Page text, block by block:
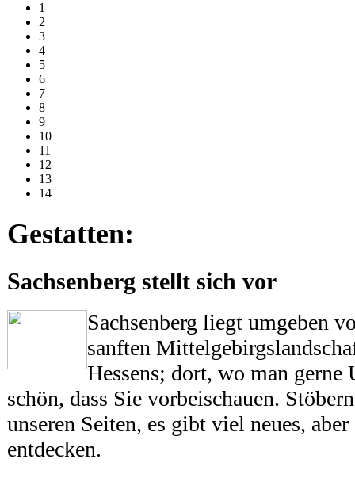
1
2
3
4
5
6
7
8
9
10
11
12
13
14
Gestatten:
Sachsenberg stellt sich vor
Sachsenberg liegt umgeben
sanften
Hessens; dort, wo man
schön, dass Sie vorbeischauen.
unseren Seiten, es gibt viel neues,
entdecken.